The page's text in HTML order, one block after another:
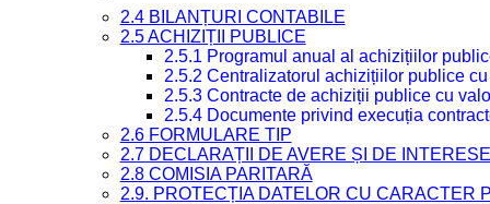
2.4 BILANȚURI CONTABILE
2.5 ACHIZIȚII PUBLICE
2.5.1 Programul anual al achizițiilor
2.5.2 Centralizatorul achizițiilor publice
2.5.3 Contracte de achiziții publice cu
2.5.4 Documente privind execuția
2.6 FORMULARE TIP
2.7 DECLARAȚII DE AVERE ȘI DE INTERESE
2.8 COMISIA PARITARĂ
2.9. PROTECȚIA DATELOR CU CARACTER